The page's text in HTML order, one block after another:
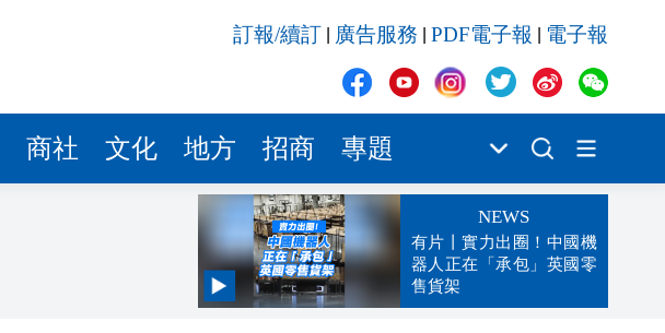
訂報/續訂 廣告服務 PDF電子報 電子報
商社 文化 地方 招商 專題
NEWS
有片丨實力出圈！中國機
器人正在「承包」英國零
售貨架
18:33